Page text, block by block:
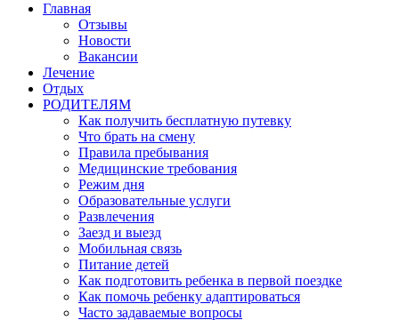
Главная
Отзывы
Новости
Вакансии
Лечение
Отдых
РОДИТЕЛЯМ
Как получить бесплатную путевку
Что брать на смену
Правила пребывания
Медицинские требования
Режим дня
Образовательные услуги
Развлечения
Заезд и выезд
Мобильная связь
Питание детей
Как подготовить ребенка в первой поездке
Как помочь ребенку адаптироваться
Часто задаваемые вопросы